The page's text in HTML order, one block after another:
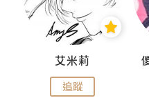
艾米莉
追蹤